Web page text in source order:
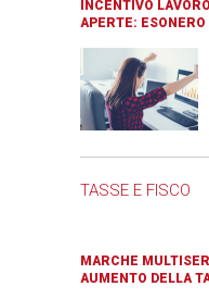
INCENTIVO
APERTE:
TASSE E FISCO
MARCHE
AUMENTO DELLA